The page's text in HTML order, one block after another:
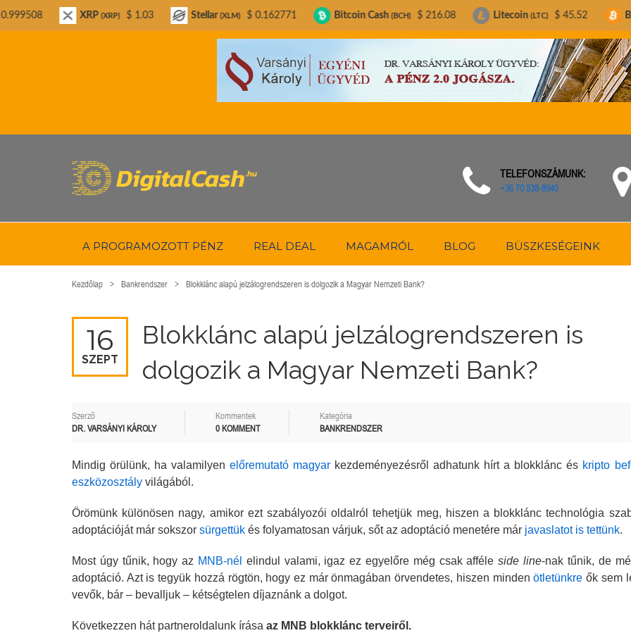
TELEFONSZÁMUNK:
+36 70 538-8940
A PROGRAMOZOTT PÉNZ REAL DEAL MAGAMRÓL BLOG BÜSZKESÉGEINK
Kezdőlap Bankrendszer Blokklánc alapú jelzálogrendszeren is dolgozik a Magyar Nemzeti Bank?
16
SZEPT
Blokklánc alapú jelzálogrendszeren is
dolgozik a Magyar Nemzeti Bank?
Szerző
DR. VARSÁNYI KÁROLY
Kommentek
0 KOMMENT
Kategória
BANKRENDSZER
Mindig örülünk, ha valamilyenelőremutató magyar kezdeményezésről adhatunk hírt a blokklánc és kripto
eszközosztály világából.
Örömünk különösen nagy, amikor ezt szabályozói oldalról tehetjük meg, hiszen a blokklánc technológia
adoptációját már sokszor sürgettük és folyamatosan várjuk, sőt az adoptáció menetére már javaslatot is tettünk.
Most úgy tűnik, hogy az MNB-nél elindul valami, igaz ez egyelőre még csak afféleside line-nak tűnik, de
adoptáció. Azt is tegyük hozzá rögtön, hogy ez már önmagában örvendetes, hiszen mindenötletünkre ők sem
vevők, bár – bevalljuk – kétségtelen díjaznánk a dolgot.
Következzen hát partneroldalunk írása az MNB blokklánc terveiről.
XRP(XRP) $ 1.03 Stellar (XLM) $ 0.162771 Bitcoin Cash (BCH) $ 216.08 Litecoin (LTC) $ 45.52 Bitcoin (BTC)